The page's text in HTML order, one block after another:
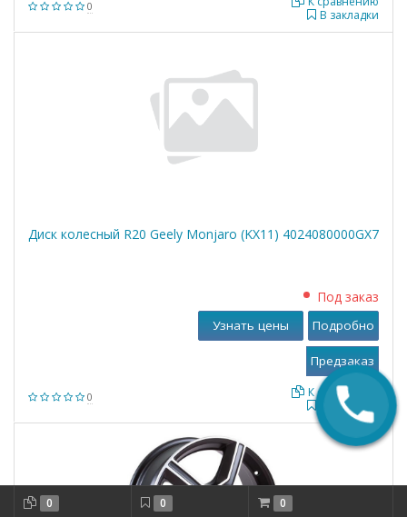
0
В закладки
Диск колесный R20 Geely Monjaro (KX11) 4024080000GX7
0
Под заказ
В закладки
К сравнению
Узнать цены Подробно
0 0 0